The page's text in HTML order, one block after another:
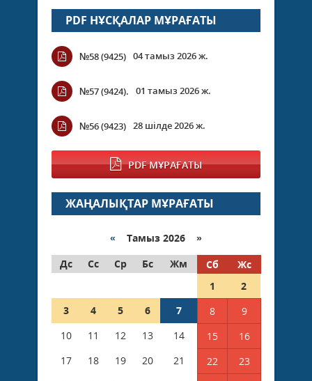
PDF НҰСҚАЛАР МҰРАҒАТЫ
№58 (9425) 04 тамыз 2026 ж.
№57 (9424). 01 тамыз 2026 ж.
№56 (9423) 28 шілде 2026 ж.
PDF МҰРАҒАТЫ
ЖАҢАЛЫҚТАР МҰРАҒАТЫ
« Тамыз 2026 »
Дс
Сс Ср Бс Жм Сб
Жс
1
2
3
4 5 6 7 8
9
10
11 12 13 14 15
16
17
18 19 20 21 22
23